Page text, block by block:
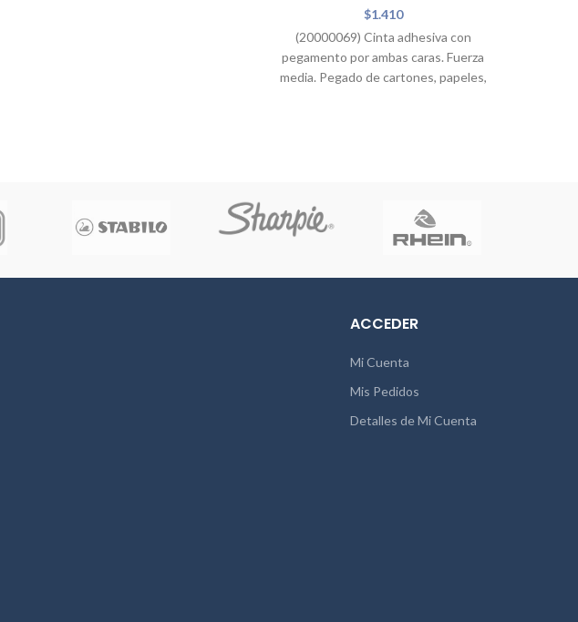
$1.410
(20000069) Cinta adhesiva con
pegamento por ambas caras. Fuerza
media. Pegado de cartones, papeles,
ACCEDER
Mi Cuenta
Mis Pedidos
Detalles de Mi Cuenta